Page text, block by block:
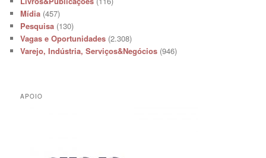
Mídia (457)
Pesquisa (130)
Vagas e Oportunidades (2.308)
Varejo, Indústria, Serviços&Negócios (946)
APOIO